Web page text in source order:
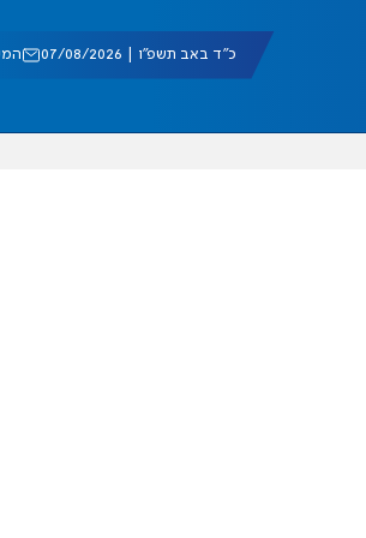
כ"ד באב תשפ"ו | 07/08/2026